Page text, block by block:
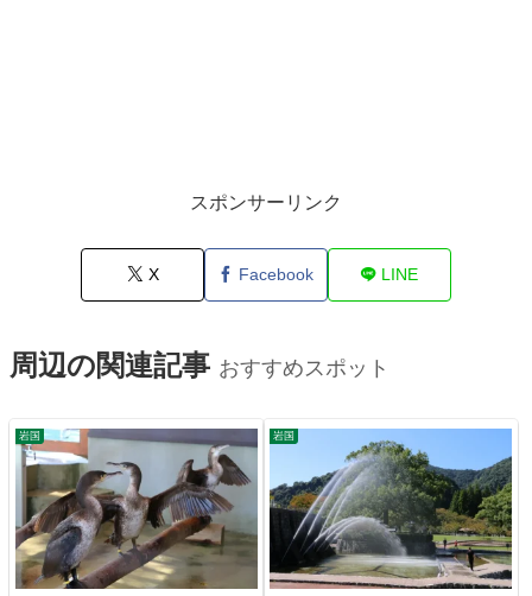
スポンサーリンク
X Facebook LINE
周辺の関連記事 おすすめスポット
岩国 岩国